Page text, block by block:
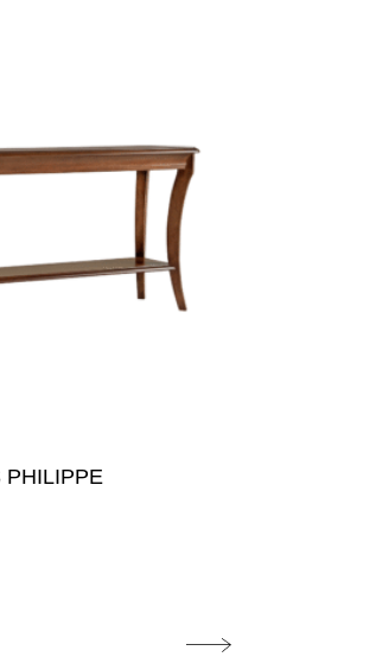
PHILIPPE